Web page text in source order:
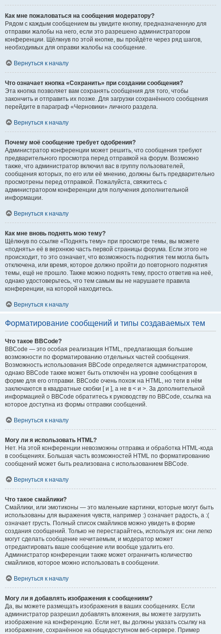
Как мне пожаловаться на сообщения модератору?
Рядом с каждым сообщением вы увидите кнопку, предназначенную для
отправки жалобы на него, если это разрешено администратором
конференции. Щёлкнув по этой кнопке, вы пройдёте через ряд шагов,
необходимых для оправки жалобы на сообщение.
Вернуться к началу
Что означает кнопка «Сохранить» при создании сообщения?
Эта кнопка позволяет вам сохранять сообщения для того, чтобы
закончить и отправить их позже. Для загрузки сохранённого сообщения
перейдите в параграф «Черновики» личного раздела.
Вернуться к началу
Почему моё сообщение требует одобрения?
Администратор конференции может решить, что сообщения требуют
предварительного просмотра перед отправкой на форум. Возможно
также, что администратор включил вас в группу пользователей,
сообщения которых, по его или её мнению, должны быть предварительно
просмотрены перед отправкой. Пожалуйста, свяжитесь с
администратором конференции для получения дополнительной
информации.
Вернуться к началу
Как мне вновь поднять мою тему?
Щёлкнув по ссылке «Поднять тему» при просмотре темы, вы можете
«поднять» её в верхнюю часть первой страницы форума. Если этого не
происходит, то это означает, что возможность поднятия тем могла быть
отключена, или время, которое должно пройти до повторного поднятия
темы, ещё не прошло. Также можно поднять тему, просто ответив на неё,
однако удостоверьтесь, что тем самым вы не нарушаете правила
конференции, на которой находитесь.
Вернуться к началу
Форматирование сообщений и типы создаваемых тем
Что такое BBCode?
BBCode — это особая реализация HTML, предлагающая большие
возможности по форматированию отдельных частей сообщения.
Возможность использования BBCode определяется администратором,
однако BBCode также может быть отключён на уровне сообщения в
форме для его отправки. BBCode очень похож на HTML, но теги в нём
заключаются в квадратные скобки [ и ], а не в < и >. За дополнительной
информацией о BBCode обратитесь к руководству по BBCode, ссылка на
которое доступна из формы отправки сообщений.
Вернуться к началу
Могу ли я использовать HTML?
Нет. На этой конференции невозможны отправка и обработка HTML-кода
в сообщениях. Большая часть возможностей HTML по форматированию
сообщений может быть реализована с использованием BBCode.
Вернуться к началу
Что такое смайлики?
Смайлики, или эмотиконы — это маленькие картинки, которые могут быть
использованы для выражения чувств, например :) означает радость, а :(
означает грусть. Полный список смайликов можно увидеть в форме
создания сообщений. Только не перестарайтесь, используя их: они легко
могут сделать сообщение нечитаемым, и модератор может
отредактировать ваше сообщение или вообще удалить его.
Администратор конференции также может ограничить количество
смайликов, которое можно использовать в сообщении.
Вернуться к началу
Могу ли я добавлять изображения к сообщениям?
Да, вы можете размещать изображения в ваших сообщениях. Если
администратор разрешил добавлять вложения, вы можете загрузить
изображение на конференцию. Если нет, вы должны указать ссылку на
изображение, сохранённое на общедоступном веб-сервере. Пример